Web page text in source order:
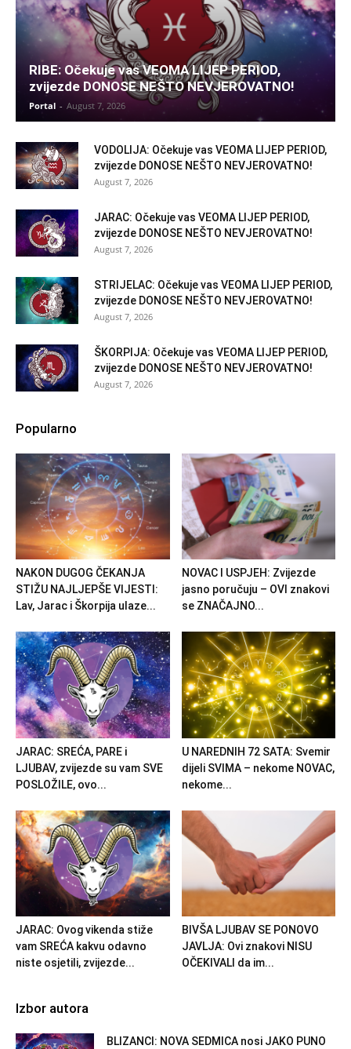
RIBE: Očekuje vas VEOMA LIJEP PERIOD,
zvijezde DONOSE NEŠTO NEVJEROVATNO!
Portal - August 7, 2026
VODOLIJA: Očekuje vas VEOMA LIJEP PERIOD,
zvijezde DONOSE NEŠTO NEVJEROVATNO!
August 7, 2026
JARAC: Očekuje vas VEOMA LIJEP PERIOD,
zvijezde DONOSE NEŠTO NEVJEROVATNO!
August 7, 2026
STRIJELAC: Očekuje vas VEOMA LIJEP PERIOD,
zvijezde DONOSE NEŠTO NEVJEROVATNO!
August 7, 2026
ŠKORPIJA: Očekuje vas VEOMA LIJEP PERIOD,
zvijezde DONOSE NEŠTO NEVJEROVATNO!
August 7, 2026
Popularno
NAKON DUGOG ČEKANJA
STIŽU NAJLJEPŠE VIJESTI:
Lav, Jarac i Škorpija ulaze...
NOVAC I USPJEH: Zvijezde
jasno poručuju – OVI znakovi
se ZNAČAJNO...
JARAC: SREĆA, PARE i
LJUBAV, zvijezde su vam SVE
POSLOŽILE, ovo...
U NAREDNIH 72 SATA: Svemir
dijeli SVIMA – nekome NOVAC,
nekome...
JARAC: Ovog vikenda stiže
vam SREĆA kakvu odavno
niste osjetili, zvijezde...
BIVŠA LJUBAV SE PONOVO
JAVLJA: Ovi znakovi NISU
OČEKIVALI da im...
Izbor autora
BLIZANCI: NOVA SEDMICA nosi JAKO PUNO